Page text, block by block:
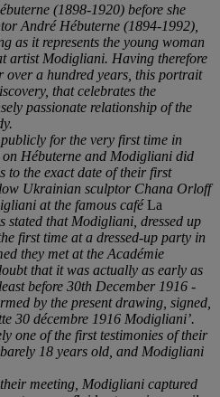
(1898-1920) before she
André Hébuterne (1894-1992),
as it represents the young woman
artist Modigliani. Having therefore
over a hundred years, this portrait
that celebrates the
passionate relationship of the
for the very first time in
on Hébuterne and Modigliani did
to the exact date of their first
Ukrainian sculptor Chana Orloff
at the famous café La
stated that Modigliani, dressed up
first time at a dressed-up party in
they met at the Académie
that it was actually as early as
before 30th December 1916 -
by the present drawing, signed,
30 décembre 1916 Modigliani’.
one of the first testimonies of their
18 years old, and Modigliani
meeting, Modigliani captured